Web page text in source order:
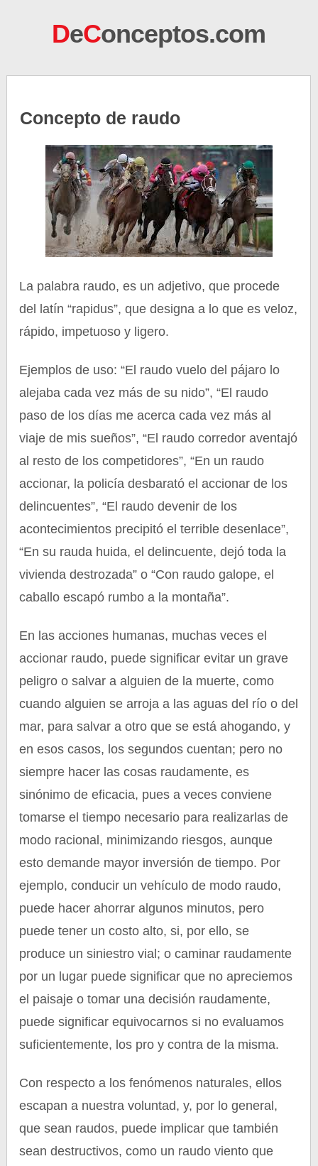
DeConceptos.com
Concepto de raudo
La palabra raudo, es un adjetivo, que procede
del latín “rapidus”, que designa a lo que es veloz,
rápido, impetuoso y ligero.
Ejemplos de uso: “El raudo vuelo del pájaro lo
alejaba cada vez más de su nido”, “El raudo
paso de los días me acerca cada vez más al
viaje de mis sueños”, “El raudo corredor aventajó
al resto de los competidores”, “En un raudo
accionar, la policía desbarató el accionar de los
delincuentes”, “El raudo devenir de los
acontecimientos precipitó el terrible desenlace”,
“En su rauda huida, el delincuente, dejó toda la
vivienda destrozada” o “Con raudo galope, el
caballo escapó rumbo a la montaña”.
En las acciones humanas, muchas veces el
accionar raudo, puede significar evitar un grave
peligro o salvar a alguien de la muerte, como
cuando alguien se arroja a las aguas del río o del
mar, para salvar a otro que se está ahogando, y
en esos casos, los segundos cuentan; pero no
siempre hacer las cosas raudamente, es
sinónimo de eficacia, pues a veces conviene
tomarse el tiempo necesario para realizarlas de
modo racional, minimizando riesgos, aunque
esto demande mayor inversión de tiempo. Por
ejemplo, conducir un vehículo de modo raudo,
puede hacer ahorrar algunos minutos, pero
puede tener un costo alto, si, por ello, se
produce un siniestro vial; o caminar raudamente
por un lugar puede significar que no apreciemos
el paisaje o tomar una decisión raudamente,
puede significar equivocarnos si no evaluamos
suficientemente, los pro y contra de la misma.
Con respecto a los fenómenos naturales, ellos
escapan a nuestra voluntad, y, por lo general,
que sean raudos, puede implicar que también
sean destructivos, como un raudo viento que